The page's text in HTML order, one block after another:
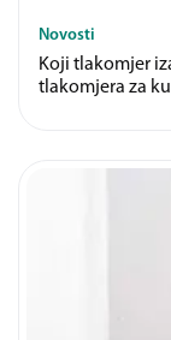
Novosti
Koji tlakomjer
tlakomjera za